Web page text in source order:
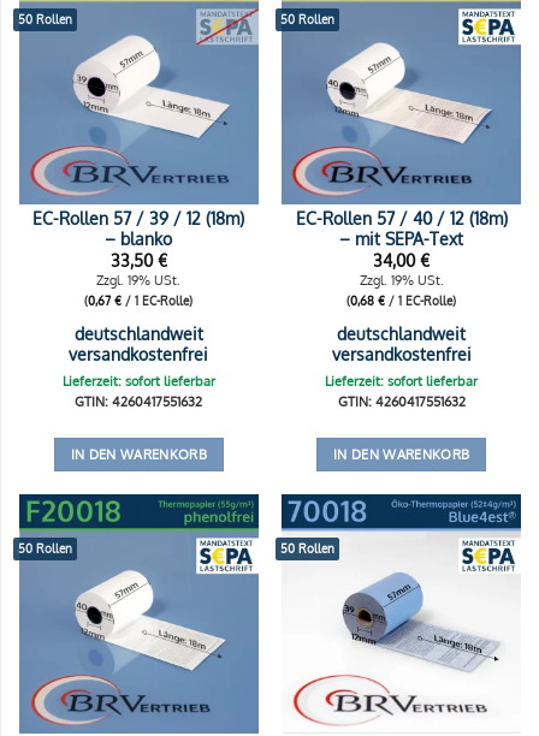
50 Rollen
EC-Rollen 57 / 39 / 12 (18m)
– blanko
33,50€
Zzgl. 19% USt.
(0,67€ / 1 EC-Rolle)
deutschlandweit
versandkostenfrei
Lieferzeit: sofort lieferbar
GTIN: 4260417551632
IN DEN WARENKORB
50 Rollen
EC-Rollen 57 / 40 / 12 (18m)
– mit SEPA-Text
34,00€
Zzgl. 19% USt.
(0,68€ / 1 EC-Rolle)
deutschlandweit
versandkostenfrei
Lieferzeit: sofort lieferbar
GTIN: 4260417551632
IN DEN WARENKORB
50 Rollen 50 Rollen